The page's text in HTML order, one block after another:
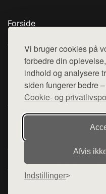
Vi bruger cookies på
forbedre din
indhold og analysere
siden fungerer bedre
Cookie- og
Afvis
Indstillinger
Forside
Top Rabatter
Kontakt
Denne side er en del af
hjemmesider med
diverse webshops. Der
henviser til de shops, som
varerne på lager.